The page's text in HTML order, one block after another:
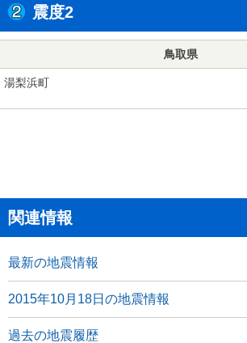
震度2
鳥取県
湯梨浜町
関連情報
最新の地震情報
2015年10月18日の地震情報
過去の地震履歴